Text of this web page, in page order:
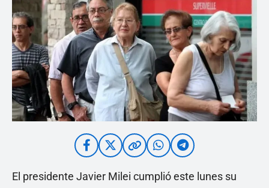
El presidente Javier Milei cumplió este lunes su